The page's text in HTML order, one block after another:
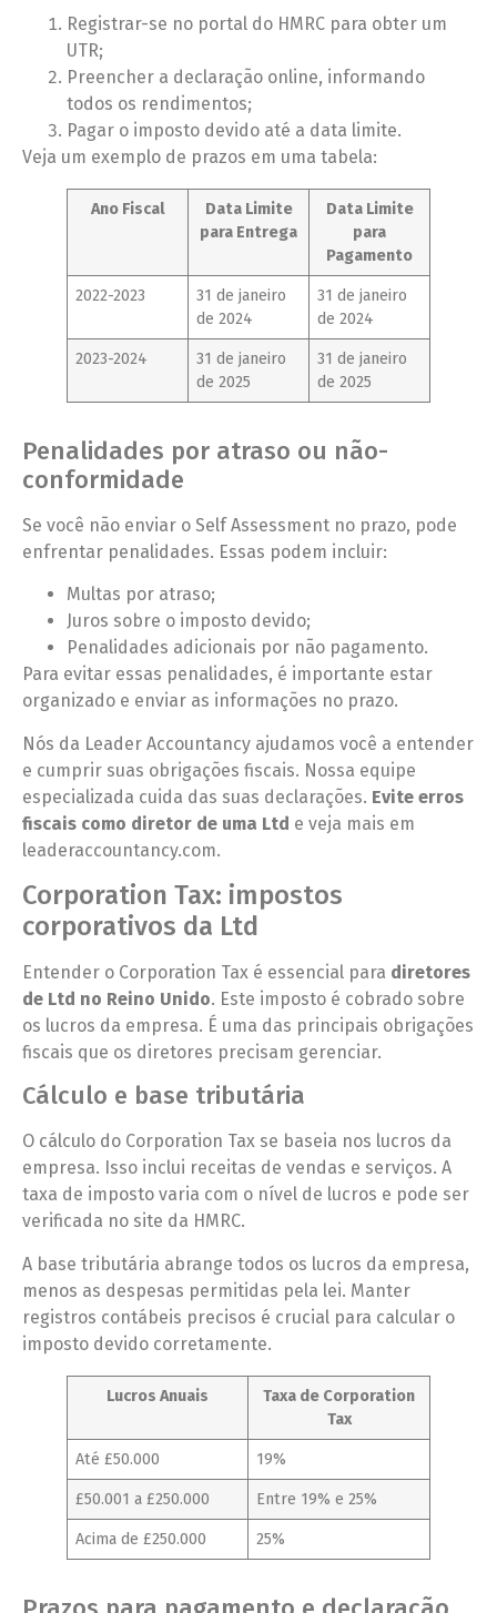
Registrar-se no portal do HMRC para obter um
UTR;
Preencher a declaração online, informando
todos os rendimentos;
Pagar o imposto devido até a data limite.
Veja um exemplo de prazos em uma tabela:
Ano Fiscal
Data Limite
para Entrega
Data Limite
para
Pagamento
2022-2023
31 de janeiro
de 2024
31 de janeiro
de 2024
2023-2024
31 de janeiro
de 2025
31 de janeiro
de 2025
Penalidades por atraso ou não-
conformidade
Se você não enviar o Self Assessment no prazo, pode
enfrentar penalidades. Essas podem incluir:
Multas por atraso;
Juros sobre o imposto devido;
Penalidades adicionais por não pagamento.
Para evitar essas penalidades, é importante estar
organizado e enviar as informações no prazo.
Nós da Leader Accountancy ajudamos você a entender
e cumprir suas obrigações fiscais. Nossa equipe
especializada cuida das suas declarações. Evite erros
fiscais como diretor de uma Ltd e veja mais em
leaderaccountancy.com.
Corporation Tax: impostos
corporativos da Ltd
Entender o Corporation Tax é essencial para diretores
de Ltd no Reino Unido. Este imposto é cobrado sobre
os lucros da empresa. É uma das principais obrigações
fiscais que os diretores precisam gerenciar.
Cálculo e base tributária
O cálculo do Corporation Tax se baseia nos lucros da
empresa. Isso inclui receitas de vendas e serviços. A
taxa de imposto varia com o nível de lucros e pode ser
verificada no site da HMRC.
A base tributária abrange todos os lucros da empresa,
menos as despesas permitidas pela lei. Manter
registros contábeis precisos é crucial para calcular o
imposto devido corretamente.
Lucros Anuais
Taxa de Corporation
Tax
Até £50.000 19%
£50.001 a £250.000 Entre 19% e 25%
Acima de £250.000 25%